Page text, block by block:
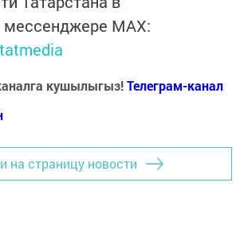
мессенджере MАХ:
кушылыгыз!Телеграм-канал
на страницу новости